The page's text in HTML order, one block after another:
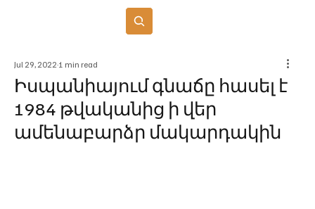
Իսպանիայում գնաճը հասել է
1984 թվականից ի վեր
ամենաբարձր մակարդակին
Jul 29, 2022 1 min read